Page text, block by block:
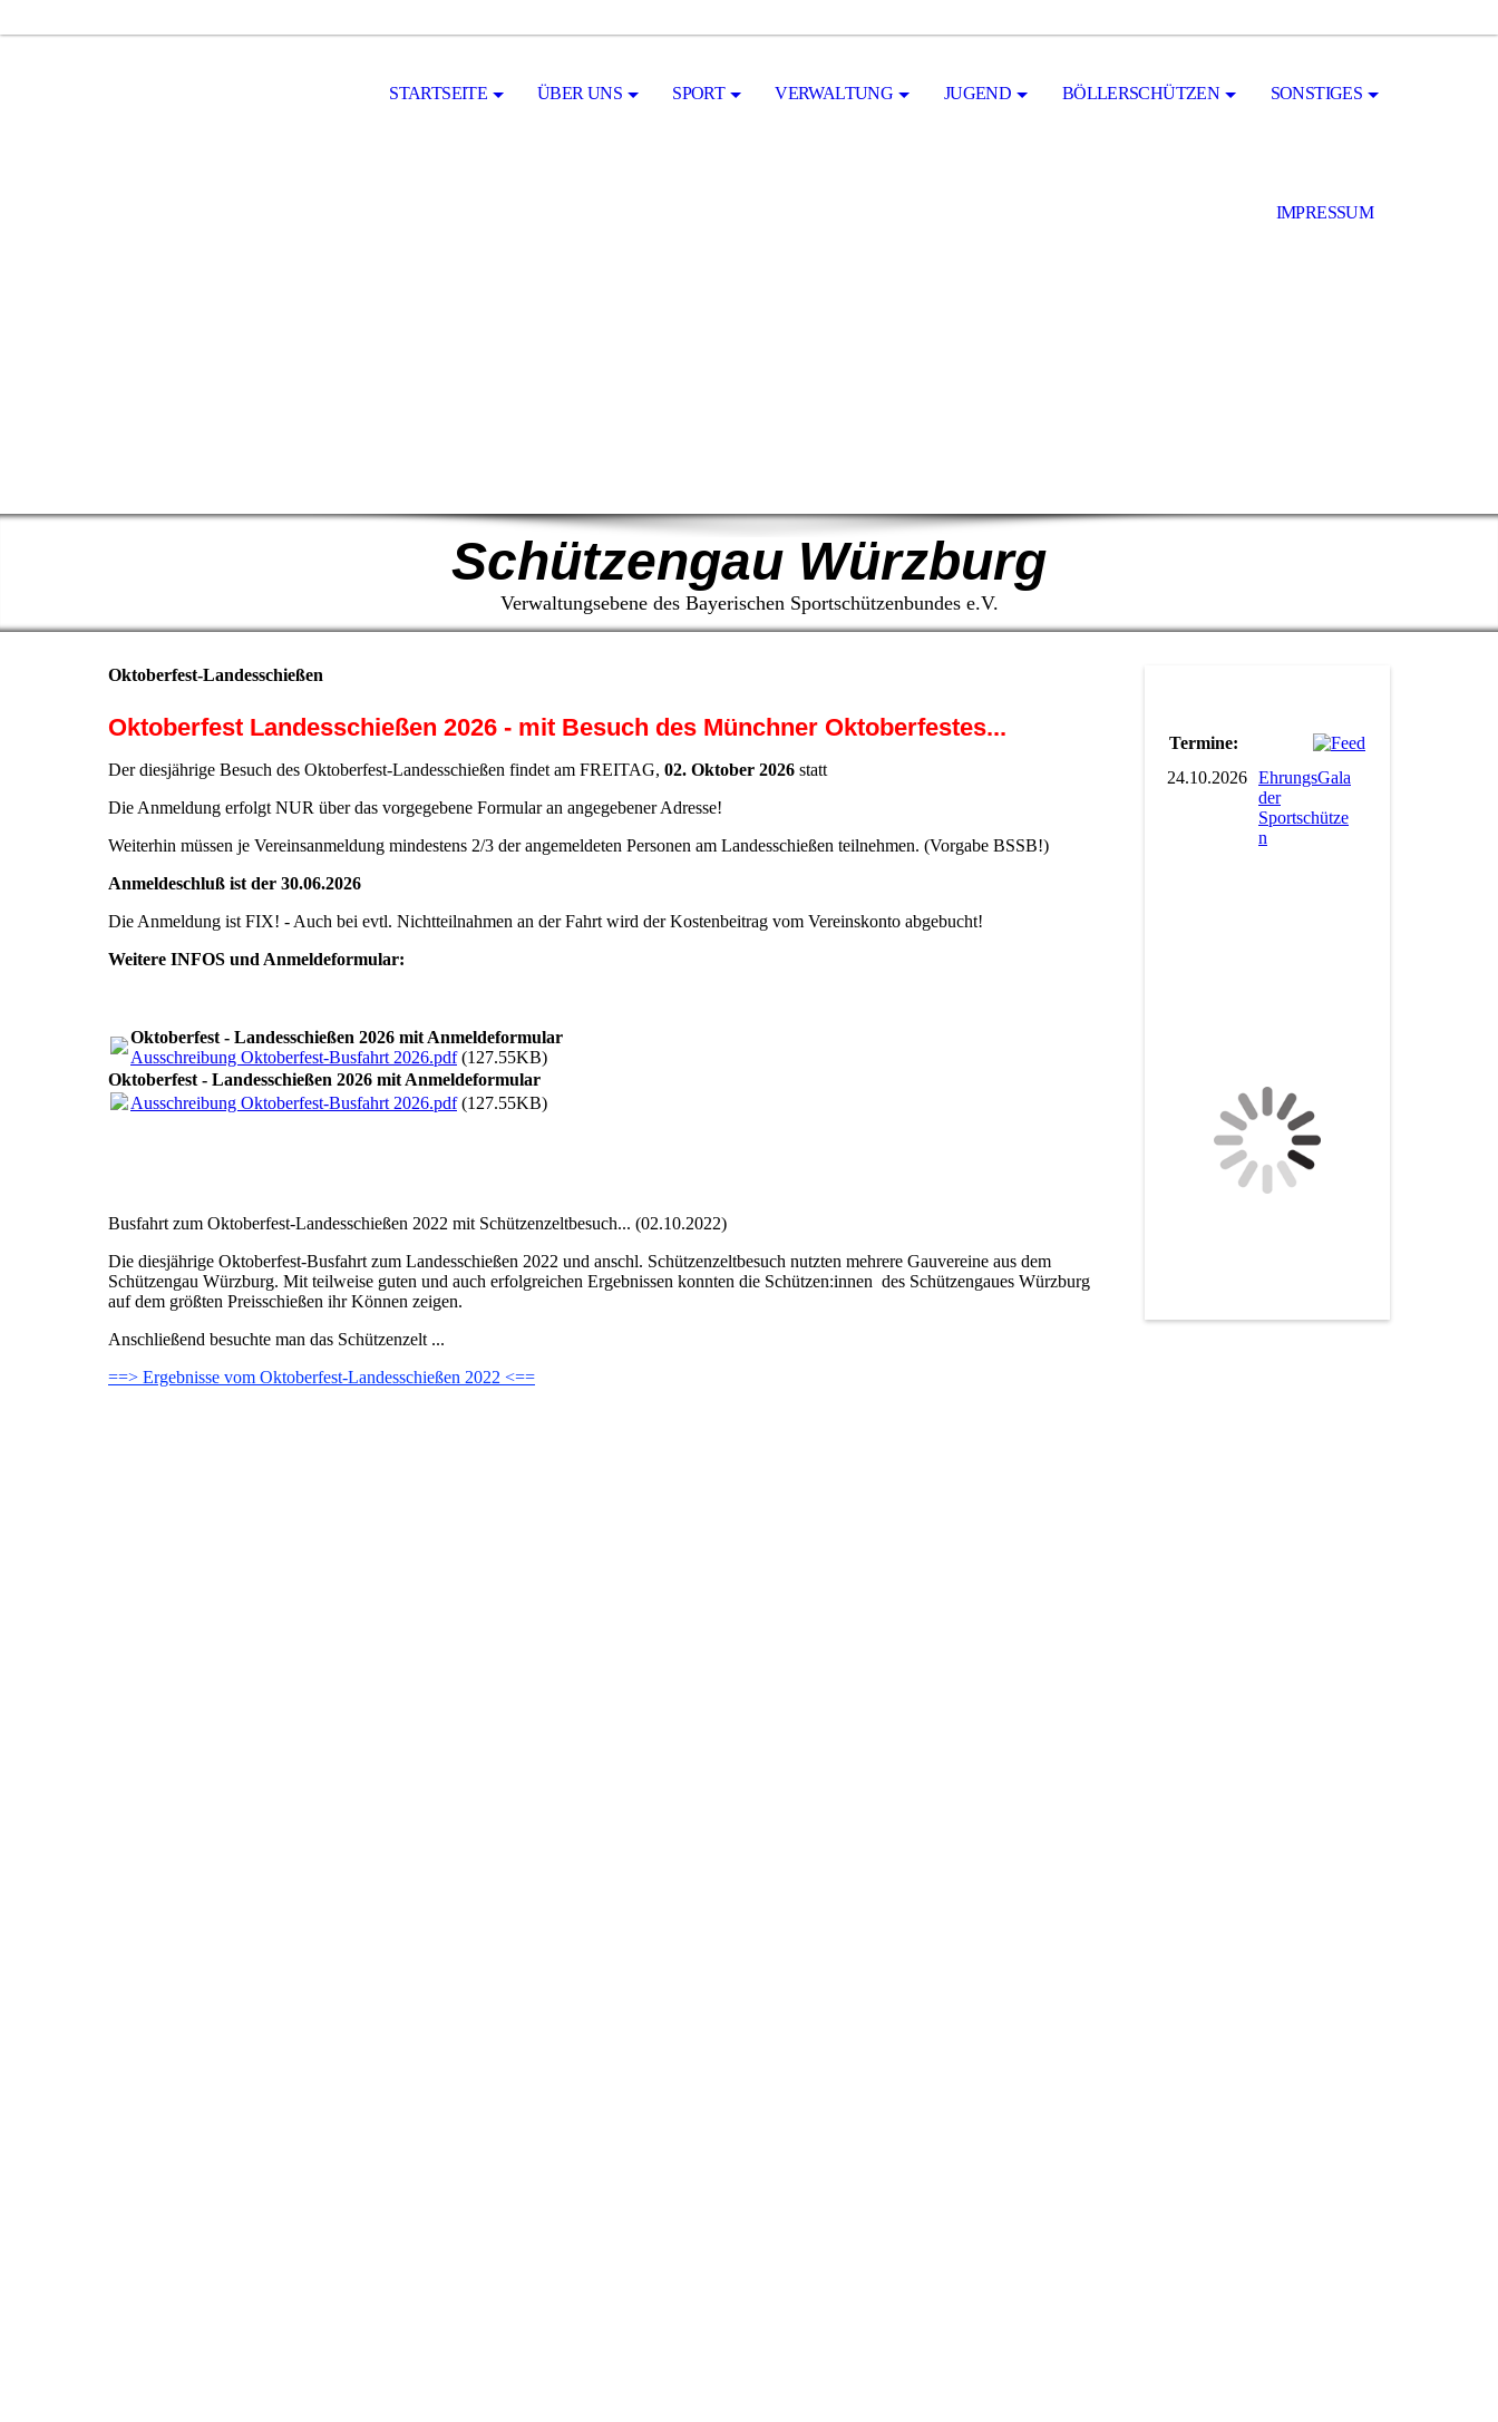
STARTSEITE ÜBER UNS SPORT VERWALTUNG JUGEND BÖLLERSCHÜTZEN SONSTIGES
IMPRESSUM
Schützengau Würzburg
Verwaltungsebene des Bayerischen Sportschützenbundes e.V.
Oktoberfest-Landesschießen
Oktoberfest Landesschießen 2026 - mit Besuch des Münchner Oktoberfestes...
Der diesjährige Besuch des Oktoberfest-Landesschießen findet am FREITAG, 02. Oktober 2026 statt
Die Anmeldung erfolgt NUR über das vorgegebene Formular an angegebener Adresse!
Weiterhin müssen je Vereinsanmeldung mindestens 2/3 der angemeldeten Personen am Landesschießen teilnehmen. (Vorgabe BSSB!)
Anmeldeschluß ist der 30.06.2026
Die Anmeldung ist FIX! - Auch bei evtl. Nichtteilnahmen an der Fahrt wird der Kostenbeitrag vom Vereinskonto abgebucht!
Weitere INFOS und Anmeldeformular:
Oktoberfest - Landesschießen 2026 mit Anmeldeformular
Ausschreibung Oktoberfest-Busfahrt 2026.pdf(127.55KB)
Oktoberfest - Landesschießen 2026 mit Anmeldeformular
Ausschreibung Oktoberfest-Busfahrt 2026.pdf(127.55KB)
Busfahrt zum Oktoberfest-Landesschießen 2022 mit Schützenzeltbesuch... (02.10.2022)
Die diesjährige Oktoberfest-Busfahrt zum Landesschießen 2022 und anschl. Schützenzeltbesuch nutzten mehrere Gauvereine aus dem
Schützengau Würzburg. Mit teilweise guten und auch erfolgreichen Ergebnissen konnten die Schützen:innen des Schützengaues Würzburg
auf dem größten Preisschießen ihr Können zeigen.
Anschließend besuchte man das Schützenzelt ...
==> Ergebnisse vom Oktoberfest-Landesschießen 2022 <==
Termine:
24.10.2026 EhrungsGala
der
Sportschütze
n